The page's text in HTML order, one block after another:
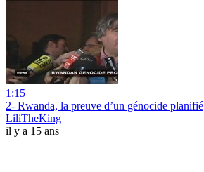
1:15
2- Rwanda, la preuve d’un génocide planifié
LiliTheKing
il y a 15 ans